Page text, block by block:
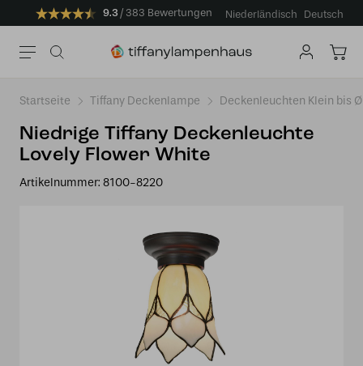
9.3 383 Bewertungen Niederländisch Deutsch
Startseite Tiffany Deckenlampe Deckenleuchten Klein bis
Niedrige Tiffany Deckenleuchte
Lovely Flower White
Artikelnummer: 8100-8220